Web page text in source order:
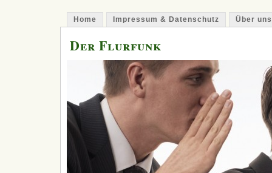
Home Impressum & Datenschutz Über uns
Der Flurfunk